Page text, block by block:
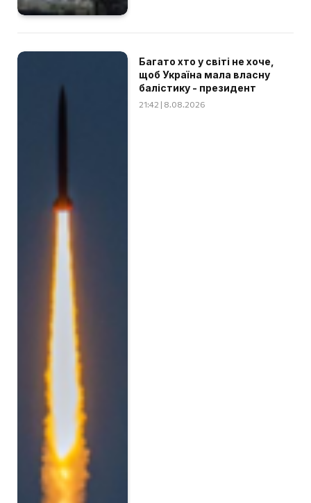
Багато хто у світі не хоче,
щоб Україна мала власну
балістику - президент
21:42 | 8.08.2026